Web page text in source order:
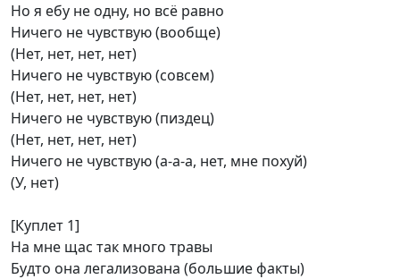
Но я ебу не одну, но всё равно
Ничего не чувствую (вообще)
(Нет, нет, нет, нет)
Ничего не чувствую (совсем)
(Нет, нет, нет, нет)
Ничего не чувствую (пиздец)
(Нет, нет, нет, нет)
Ничего не чувствую (а-а-а, нет, мне похуй)
(У, нет)
[Куплет 1]
На мне щас так много травы
Будто она легализована (большие факты)